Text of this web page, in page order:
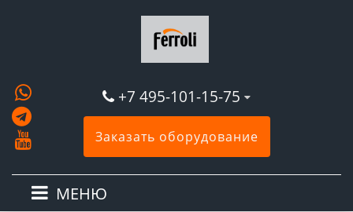
+7 495-101-15-75
Заказать оборудование
МЕНЮ